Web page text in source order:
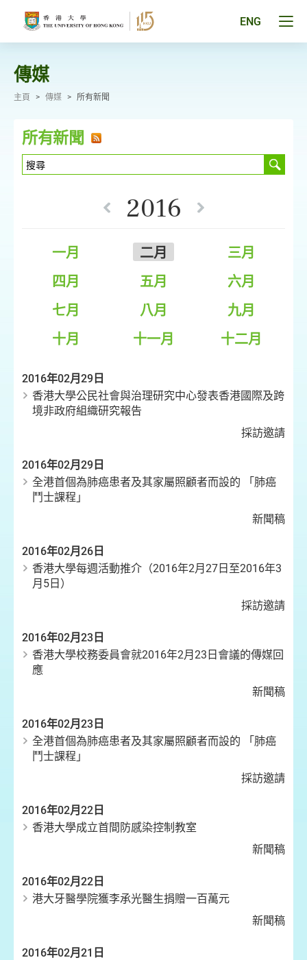
ENG
傳媒
主頁 > 傳媒 > 所有新聞
所有新聞
2016
一月 二月
三月
四月
五月
六月
七月
八月
九月
十月
十一月 十二月
2016年02月29日
香港大學公民社會與治理研究中心發表香港國際及跨
境非政府組織研究報告
採訪邀請
2016年02月29日
全港首個為肺癌患者及其家屬照顧者而設的 「肺癌
鬥士課程」
新聞稿
2016年02月26日
香港大學每週活動推介（2016年2月27日至2016年3
月5日）
採訪邀請
2016年02月23日
香港大學校務委員會就2016年2月23日會議的傳媒回
應
新聞稿
2016年02月23日
全港首個為肺癌患者及其家屬照顧者而設的 「肺癌
鬥士課程」
採訪邀請
2016年02月22日
香港大學成立首間防感染控制教室
新聞稿
2016年02月22日
港大牙醫學院獲李承光醫生捐贈一百萬元
新聞稿
2016年02月21日